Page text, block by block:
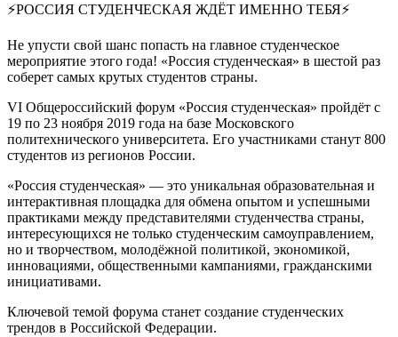
⚡РОССИЯ СТУДЕНЧЕСКАЯ ЖДЁТ ИМЕННО ТЕБЯ⚡
Не упусти свой шанс попасть на главное студенческое
мероприятие этого года! «Россия студенческая» в шестой раз
соберет самых крутых студентов страны.
VI Общероссийский форум «Россия студенческая» пройдёт с
19 по 23 ноября 2019 года на базе Московского
политехнического университета. Его участниками станут 800
студентов из регионов России.
«Россия студенческая» — это уникальная образовательная и
интерактивная площадка для обмена опытом и успешными
практиками между представителями студенчества страны,
интересующихся не только студенческим самоуправлением,
но и творчеством, молодёжной политикой, экономикой,
инновациями, общественными кампаниями, гражданскими
инициативами.
Ключевой темой форума станет создание студенческих
трендов в Российской Федерации.